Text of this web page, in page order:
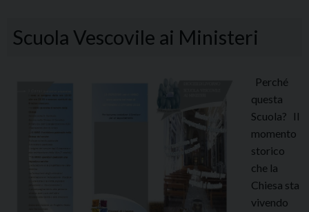
Scuola Vescovile ai Ministeri
Perché
questa
Scuola? Il
momento
storico
che la
Chiesa sta
vivendo